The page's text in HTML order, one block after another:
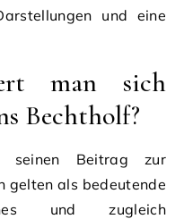
und eine
man sich
Bechtholf?
seinen Beitrag zur
gelten als bedeutende
und zugleich